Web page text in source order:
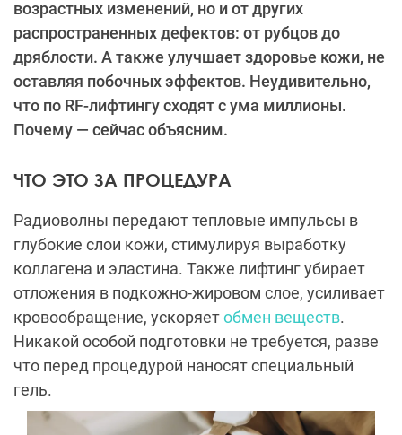
возрастных изменений, но и от других
распространенных дефектов: от рубцов до
дряблости. А также улучшает здоровье кожи, не
оставляя побочных эффектов. Неудивительно,
что по RF-лифтингу сходят с ума миллионы.
Почему — сейчас объясним.
ЧТО ЭТО ЗА ПРОЦЕДУРА
Радиоволны передают тепловые импульсы в
глубокие слои кожи, стимулируя выработку
коллагена и эластина. Также лифтинг убирает
отложения в подкожно-жировом слое, усиливает
кровообращение, ускоряетобмен веществ.
Никакой особой подготовки не требуется, разве
что перед процедурой наносят специальный
гель.